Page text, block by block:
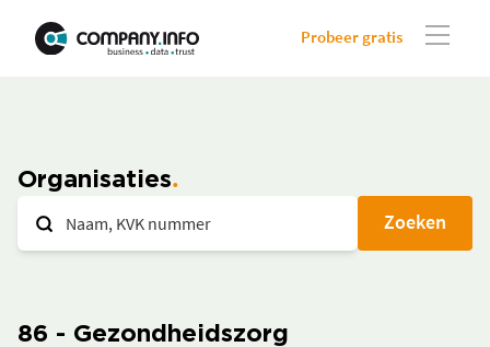
Probeer gratis
Organisaties
Zoeken
86 - Gezondheidszorg